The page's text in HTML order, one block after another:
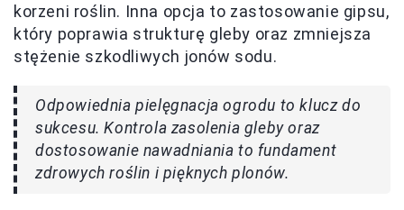
korzeni roślin. Inna opcja to zastosowanie gipsu,
który poprawia strukturę gleby oraz zmniejsza
stężenie szkodliwych jonów sodu.
Odpowiednia pielęgnacja ogrodu to klucz do
sukcesu. Kontrola zasolenia gleby oraz
dostosowanie nawadniania to fundament
zdrowych roślin i pięknych plonów.